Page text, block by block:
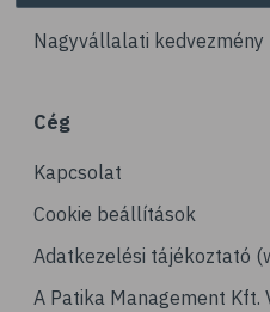
# porckopás
# csonttörés
# mozgásszervi
# köszvény
# ínhüvelygyulladás
# tél
Nagyvállalati kedvezmény
Cég
Kapcsolat
Cookie beállítások
Adatkezelési tájékoztató
A Patika Management Kft.